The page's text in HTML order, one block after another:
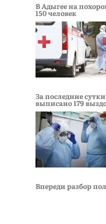
В Адыгее на
150 человек
За последние
выписано 179
Впереди разбор